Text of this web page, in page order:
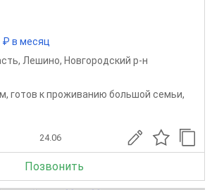
₽ в месяц
, Лешино, Новгородский р-н
готов к проживанию большой семьи,
24.06
Позвонить